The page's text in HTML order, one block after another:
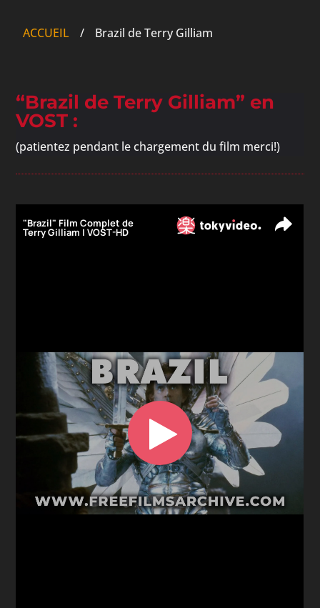
ACCUEIL / Brazil de Terry Gilliam
“Brazil de Terry Gilliam” en
VOST :
(patientez pendant le chargement du film merci!)